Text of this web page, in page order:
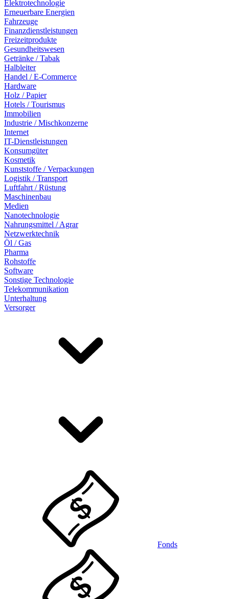
Elektrotechnologie
Erneuerbare Energien
Fahrzeuge
Finanzdienstleistungen
Freizeitprodukte
Gesundheitswesen
Getränke / Tabak
Halbleiter
Handel / E-Commerce
Hardware
Holz / Papier
Hotels / Tourismus
Immobilien
Industrie / Mischkonzerne
Internet
IT-Dienstleistungen
Konsumgüter
Kosmetik
Kunststoffe / Verpackungen
Logistik / Transport
Luftfahrt / Rüstung
Maschinenbau
Medien
Nanotechnologie
Nahrungsmittel / Agrar
Netzwerktechnik
Öl / Gas
Pharma
Rohstoffe
Software
Sonstige Technologie
Telekommunikation
Unterhaltung
Versorger
Fonds